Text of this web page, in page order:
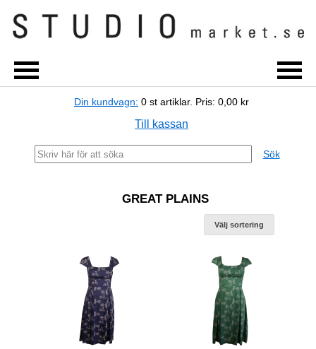
Din kundvagn: 0 st artiklar. Pris: 0,00 kr
Till kassan
Sök
GREAT PLAINS
Välj sortering